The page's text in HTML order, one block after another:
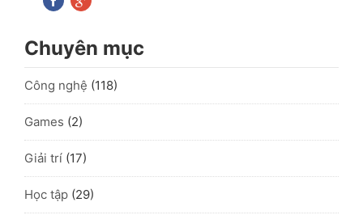
Chuyên mục
Công nghệ (118)
Games (2)
Giải trí (17)
Học tập (29)